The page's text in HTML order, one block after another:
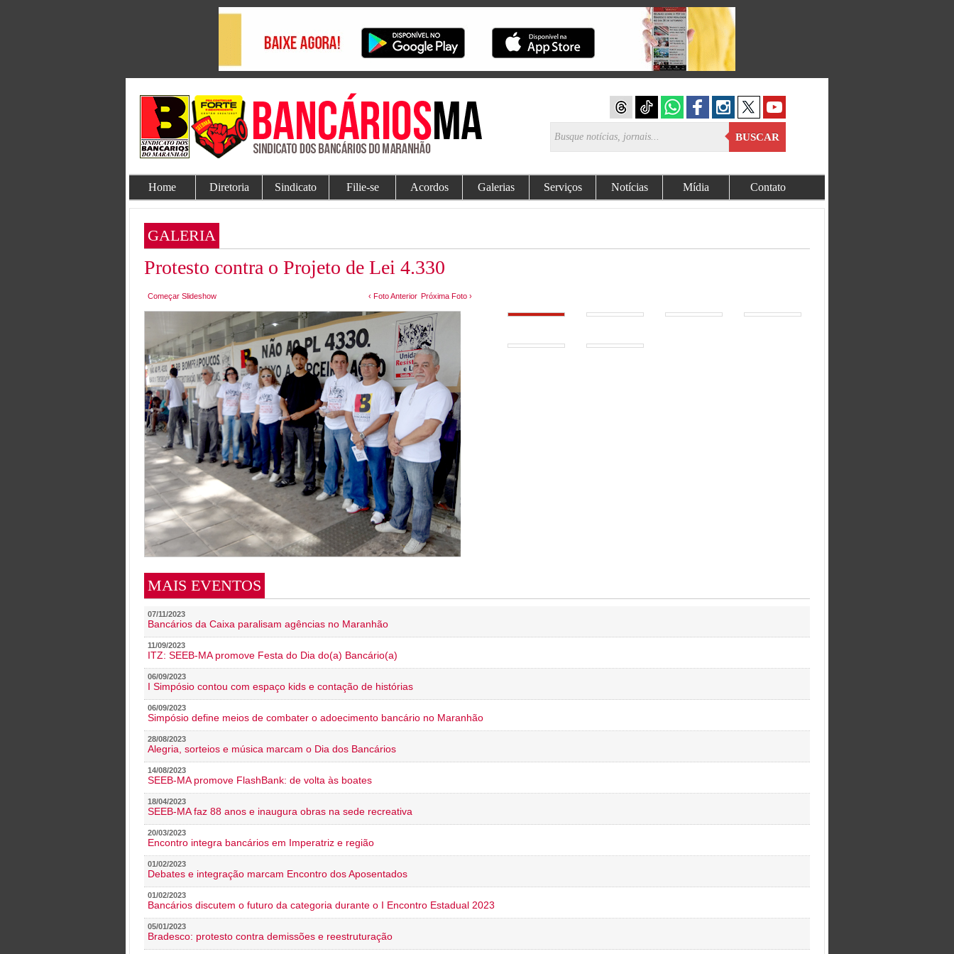
BUSCAR
Home Diretoria Sindicato Filie-se Acordos Galerias Serviços Notícias Mídia Contato
GALERIA
Protesto contra o Projeto de Lei 4.330
Começar Slideshow ‹ Foto Anterior Próxima Foto ›
MAIS EVENTOS
07/11/2023
Bancários da Caixa paralisam agências no Maranhão
11/09/2023
ITZ: SEEB-MA promove Festa do Dia do(a) Bancário(a)
06/09/2023
I Simpósio contou com espaço kids e contação de histórias
06/09/2023
Simpósio define meios de combater o adoecimento bancário no Maranhão
28/08/2023
Alegria, sorteios e música marcam o Dia dos Bancários
14/08/2023
SEEB-MA promove FlashBank: de volta às boates
18/04/2023
SEEB-MA faz 88 anos e inaugura obras na sede recreativa
20/03/2023
Encontro integra bancários em Imperatriz e região
01/02/2023
Debates e integração marcam Encontro dos Aposentados
01/02/2023
Bancários discutem o futuro da categoria durante o I Encontro Estadual 2023
05/01/2023
Bradesco: protesto contra demissões e reestruturação